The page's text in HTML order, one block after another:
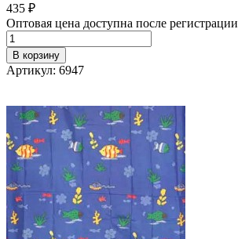
435 ₽
Оптовая цена доступна после регистрации
В корзину
Артикул: 6947